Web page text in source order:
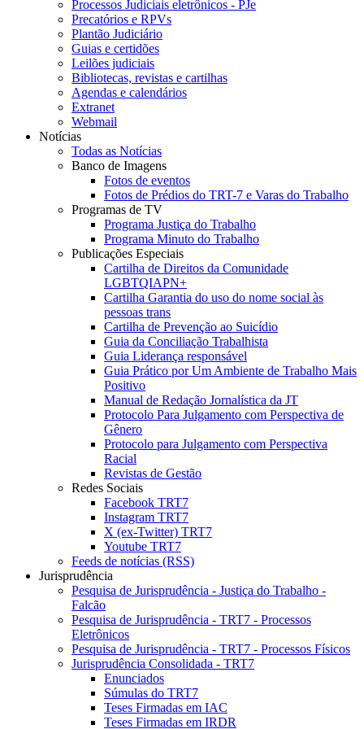
Processos Judiciais eletrônicos - PJe
Precatórios e RPVs
Plantão Judiciário
Guias e certidões
Leilões judiciais
Bibliotecas, revistas e cartilhas
Agendas e calendários
Extranet
Webmail
Notícias
Todas as Notícias
Banco de Imagens
Fotos de eventos
Fotos de Prédios do TRT-7 e Varas do Trabalho
Programas de TV
Programa Justiça do Trabalho
Programa Minuto do Trabalho
Publicações Especiais
Cartilha de Direitos da Comunidade
LGBTQIAPN+
Cartilha Garantia do uso do nome social às
pessoas trans
Cartilha de Prevenção ao Suicídio
Guia da Conciliação Trabalhista
Guia Liderança responsável
Guia Prático por Um Ambiente de Trabalho Mais
Positivo
Manual de Redação Jornalística da JT
Protocolo Para Julgamento com Perspectiva de
Gênero
Protocolo para Julgamento com Perspectiva
Racial
Revistas de Gestão
Redes Sociais
Facebook TRT7
Instagram TRT7
X (ex-Twitter) TRT7
Youtube TRT7
Feeds de notícias (RSS)
Jurisprudência
Pesquisa de Jurisprudência - Justiça do Trabalho -
Falcão
Pesquisa de Jurisprudência - TRT7 - Processos
Eletrônicos
Pesquisa de Jurisprudência - TRT7 - Processos Físicos
Jurisprudência Consolidada - TRT7
Enunciados
Súmulas do TRT7
Teses Firmadas em IAC
Teses Firmadas em IRDR